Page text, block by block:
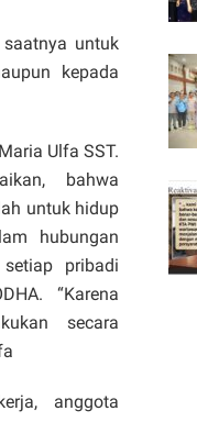
saatnya untuk
kepada
Ulfa SST.
bahwa
untuk hidup
hubungan
pribadi
“Karena
secara
anggota